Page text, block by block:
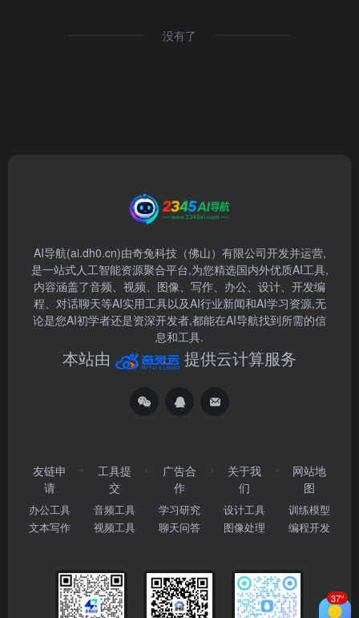
没有了
AI导航(ai.dh0.cn)由奇兔科技（佛山）有限公司开发并运营,
是一站式人工智能资源聚合平台,为您精选国内外优质AI工具,
内容涵盖了音频、视频、图像、写作、办公、设计、开发编
程、对话聊天等AI实用工具以及AI行业新闻和AI学习资源,无
论是您AI初学者还是资深开发者,都能在AI导航找到所需的信
息和工具.
本站由 提供云计算服务
友链申
请
办公工具
文本写作
工具提
交
音频工具
视频工具
广告合
作
学习研究
聊天问答
关于我
们
设计工具
图像处理
网站地
图
训练模型
编程开发
37°